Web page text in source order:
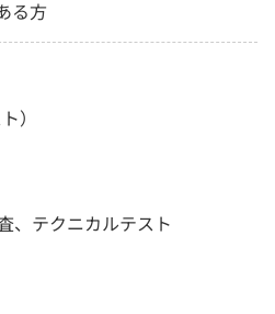
る方
）
、テクニカルテスト